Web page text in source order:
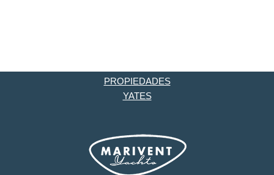
PROPIEDADES
YATES